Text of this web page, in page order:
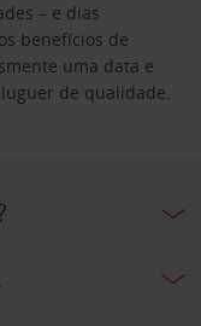
– e dias
benefícios de
uma data e
de qualidade.